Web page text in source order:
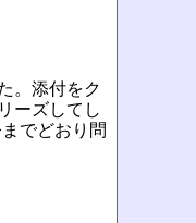
。添付をク
ーズしてし
でどおり問